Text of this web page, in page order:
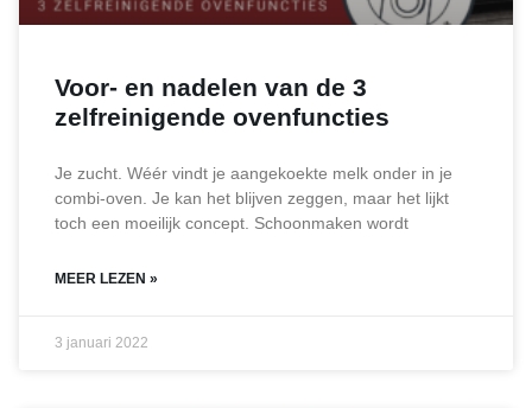
Voor- en nadelen van de 3
zelfreinigende ovenfuncties
Je zucht. Wéér vindt je aangekoekte melk onder in je
combi-oven. Je kan het blijven zeggen, maar het lijkt
toch een moeilijk concept. Schoonmaken wordt
MEER LEZEN »
3 januari 2022